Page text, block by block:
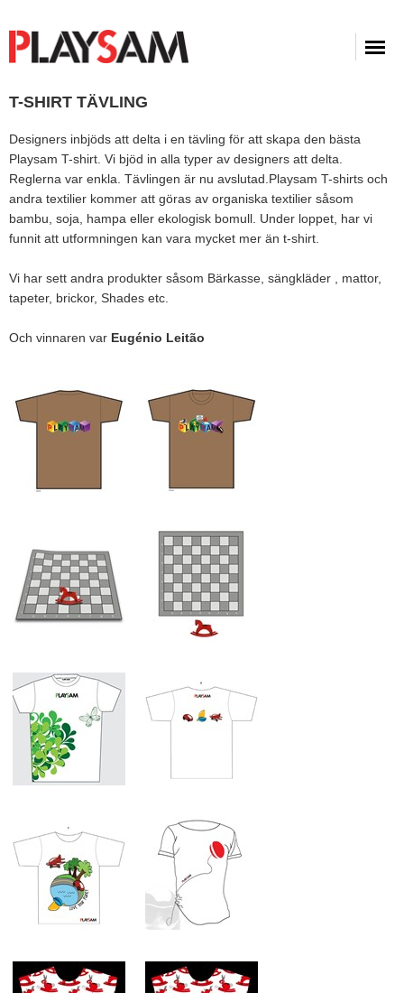
T-SHIRT TÄVLING
Designers inbjöds att delta i en tävling för att skapa den bästa
Playsam T-shirt. Vi bjöd in alla typer av designers att delta.
Reglerna var enkla. Tävlingen är nu avslutad.Playsam T-shirts och
andra textilier kommer att göras av organiska textilier såsom
bambu, soja, hampa eller ekologisk bomull. Under loppet, har vi
funnit att utformningen kan vara mycket mer än t-shirt.
Vi har sett andra produkter såsom Bärkasse, sängkläder , mattor,
tapeter, brickor, Shades etc.
Och vinnaren var Eugénio Leitão